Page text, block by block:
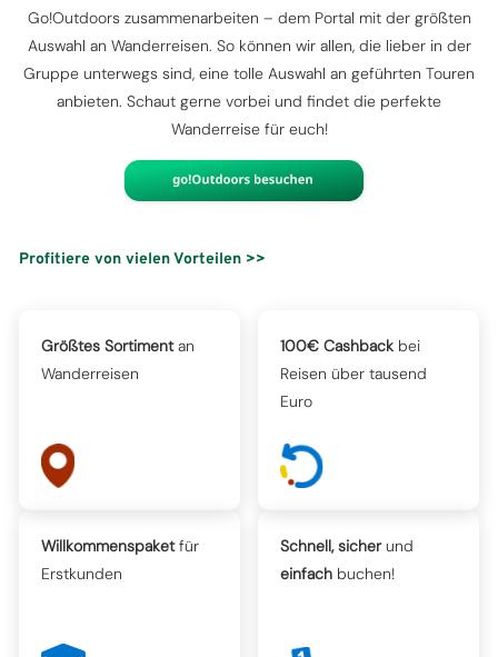
Go!Outdoors zusammenarbeiten – dem Portal mit der größten
Auswahl an Wanderreisen. So können wir allen, die lieber in der
Gruppe unterwegs sind, eine tolle Auswahl an geführten Touren
anbieten. Schaut gerne vorbei und findet die perfekte
Wanderreise für euch!
Profitiere von vielen Vorteilen >>
Größtes Sortimentan
Wanderreisen
100€ Cashback bei
Reisen über tausend
Euro
Willkommenspaketfür
Erstkunden
Schnell, sicherund
einfach buchen!